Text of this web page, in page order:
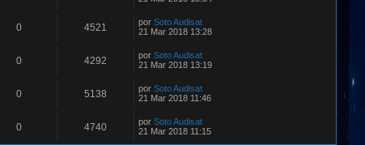
0 4521 por Soto Audisat
21 Mar 2018 13:28
0 4292 por Soto Audisat
21 Mar 2018 13:19
0 5138 por Soto Audisat
21 Mar 2018 11:46
0 4740 por Soto Audisat
21 Mar 2018 11:15